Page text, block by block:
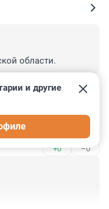
области.
–0
+0 –0
и другие